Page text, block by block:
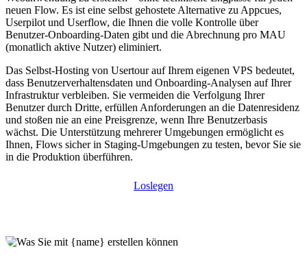
neuen Flow. Es ist eine selbst gehostete Alternative zu Appcues,
Userpilot und Userflow, die Ihnen die volle Kontrolle über
Benutzer-Onboarding-Daten gibt und die Abrechnung pro MAU
(monatlich aktive Nutzer) eliminiert.
Das Selbst-Hosting von Usertour auf Ihrem eigenen VPS bedeutet,
dass Benutzerverhaltensdaten und Onboarding-Analysen auf Ihrer
Infrastruktur verbleiben. Sie vermeiden die Verfolgung Ihrer
Benutzer durch Dritte, erfüllen Anforderungen an die Datenresidenz
und stoßen nie an eine Preisgrenze, wenn Ihre Benutzerbasis
wächst. Die Unterstützung mehrerer Umgebungen ermöglicht es
Ihnen, Flows sicher in Staging-Umgebungen zu testen, bevor Sie sie
in die Produktion überführen.
Loslegen